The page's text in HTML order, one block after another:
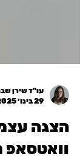
29 בינו׳ 2025
הצגה